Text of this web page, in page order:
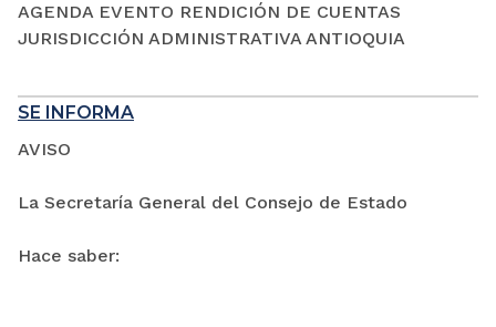
AGENDA EVENTO RENDICIÓN DE CUENTAS
JURISDICCIÓN ADMINISTRATIVA ANTIOQUIA
SE INFORMA
AVISO
La Secretaría General del Consejo de Estado
Hace saber: